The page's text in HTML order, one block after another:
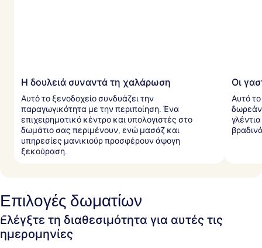
Η δουλειά συναντά τη χαλάρωση
Αυτό το ξενοδοχείο συνδυάζει την
παραγωγικότητα με την περιποίηση. Ένα
επιχειρηματικό κέντρο και υπολογιστές στο
δωμάτιο σας περιμένουν, ενώ μασάζ και
υπηρεσίες μανικιούρ προσφέρουν άψογη
ξεκούραση.
Οι
Αυτό
δωρεάν
Επιλογές δωματίων
Ελέγξτε τη διαθεσιμότητα για αυτές τις
ημερομηνίες